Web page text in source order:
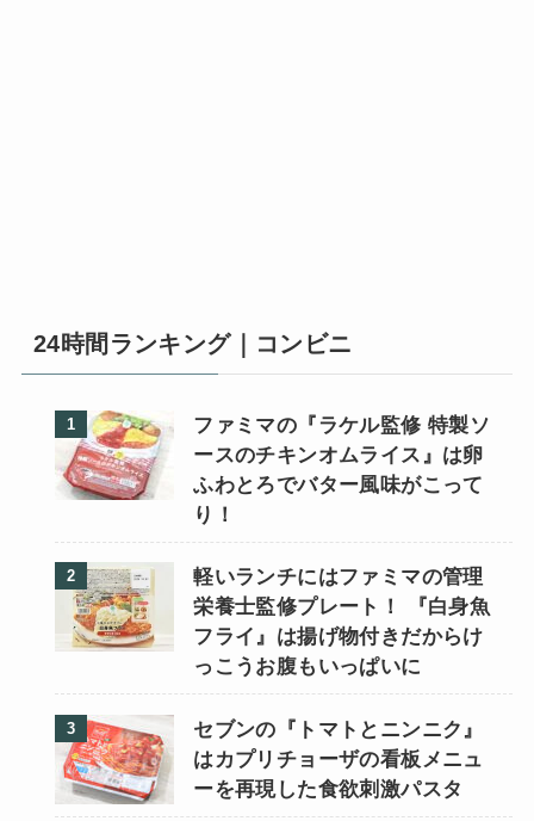
24時間ランキング｜コンビニ
ファミマの『ラケル監修 特製ソ
ースのチキンオムライス』は卵
ふわとろでバター風味がこって
り！
軽いランチにはファミマの管理
栄養士監修プレート！ 『白身魚
フライ』は揚げ物付きだからけ
っこうお腹もいっぱいに
セブンの『トマトとニンニク』
はカプリチョーザの看板メニュ
ーを再現した食欲刺激パスタ